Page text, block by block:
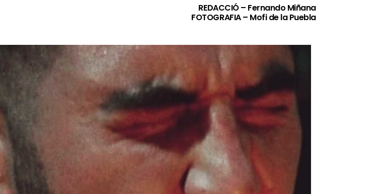
REDACCIÓ – Fernando Miñana
FOTOGRAFIA – Mofi de la Puebla